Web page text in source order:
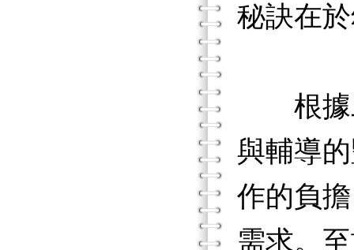
秘訣在
根據二
與輔導
作的負
需求。